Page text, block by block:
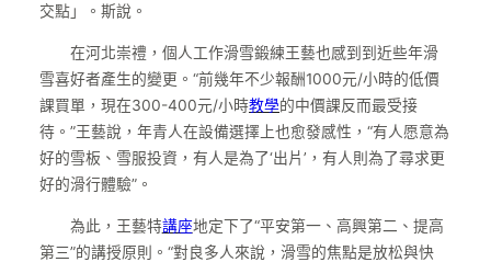
交點」。斯說。
在河北崇禮，個人工作滑雪鍛練王藝也感到到近些年滑
雪喜好者產生的變更。“前幾年不少報酬1000元/小時的低價
課買單，現在300-400元/小時教學的中價課反而最受接
待。”王藝說，年青人在設備選擇上也愈發感性，“有人愿意為
好的雪板、雪服投資，有人是為了‘出片’，有人則為了尋求更
好的滑行體驗”。
為此，王藝特講座地定下了“平安第一、高興第二、提高
第三”的講授原則。“對良多人來說，滑雪的焦點是放松與快